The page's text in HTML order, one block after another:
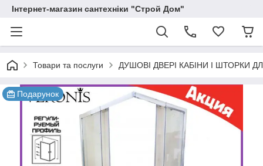
Інтернет-магазин сантехніки "Строй Дом"
Товари та послуги ДУШОВІ ДВЕРІ КАБІНИ І ШТОРКИ
Подарунок